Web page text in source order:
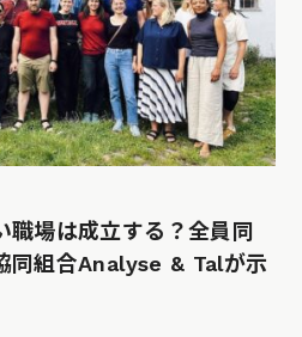
職場は成立する？全員同
同組合Analyse & Talが示